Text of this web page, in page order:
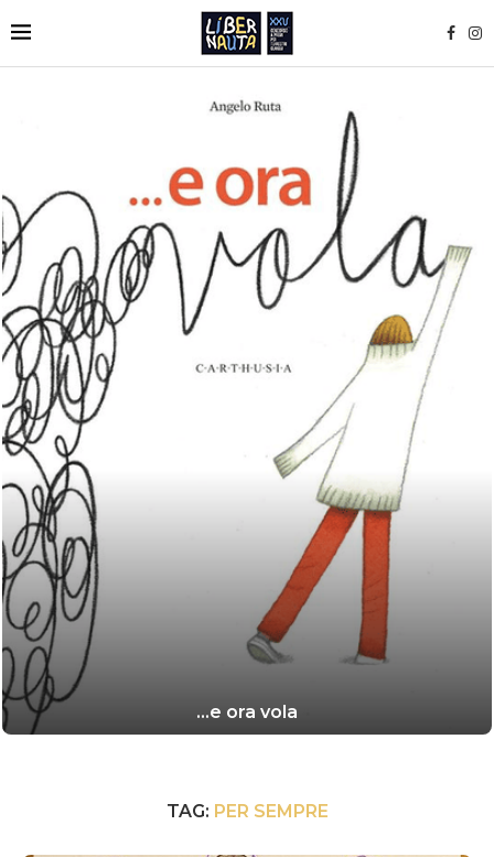
…e ora vola
TAG: PER SEMPRE